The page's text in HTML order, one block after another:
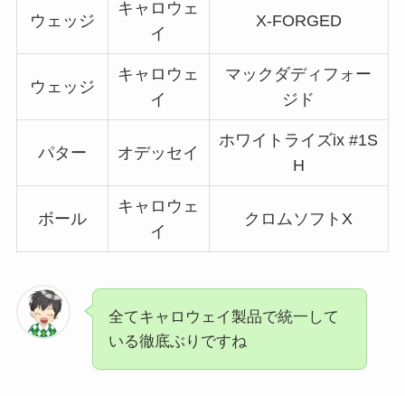
ウェッジ
キャロウェ
イ
X-FORGED
ウェッジ
キャロウェ
イ
マックダディフォー
ジド
パター オデッセイ
ホワイトライズix #1S
H
ボール
キャロウェ
イ
クロムソフトX
全てキャロウェイ製品で統一して
いる徹底ぶりですね